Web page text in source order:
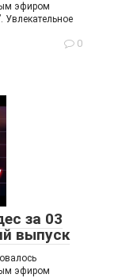
эфиром
Увлекательное
0
за 03
выпуск
эфиром